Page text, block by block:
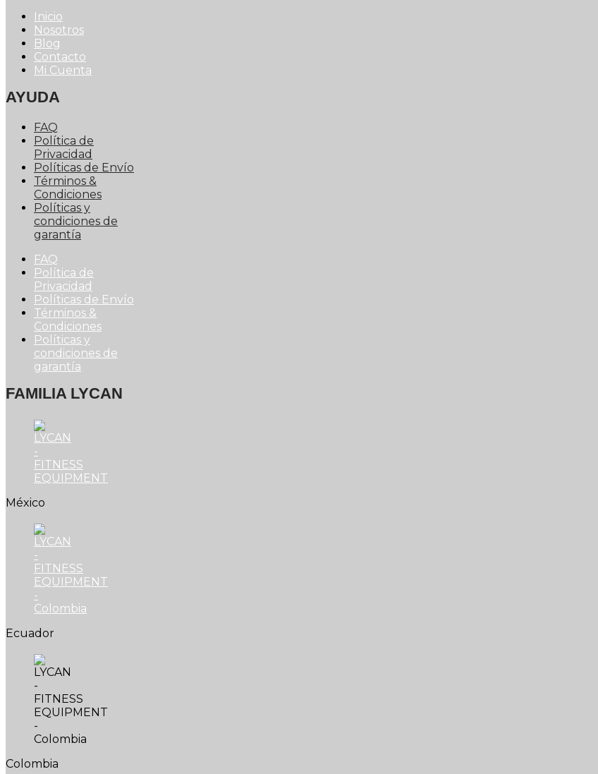
Inicio
Nosotros
Blog
Contacto
Mi Cuenta
AYUDA
FAQ
Política de
Privacidad
Políticas de Envío
Términos &
Condiciones
Políticas y
condiciones de
garantía
FAQ
Política de
Privacidad
Políticas de Envío
Términos &
Condiciones
Políticas y
condiciones de
garantía
FAMILIA LYCAN
México
Ecuador
Colombia